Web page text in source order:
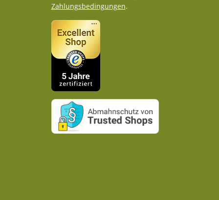
Zahlungsbedingungen.